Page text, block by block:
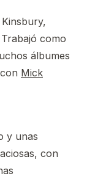
como
álbumes
Mick
y unas
con